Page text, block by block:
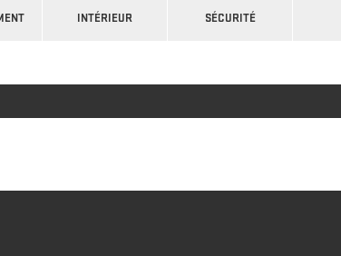
INTÉRIEUR SÉCURITÉ